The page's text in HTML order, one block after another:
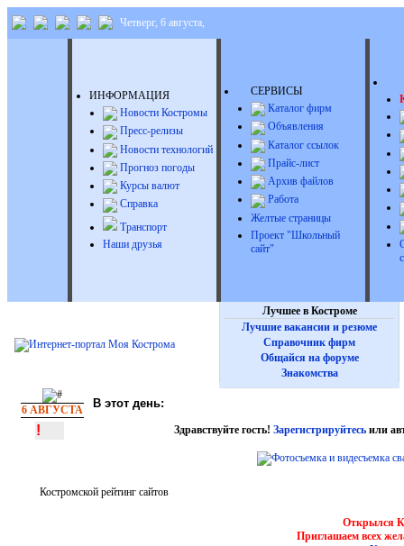
Четверг, 6 августа,
ИНФОРМАЦИЯ
Новости Костромы
Пресс-релизы
Новости технологий
Прогноз погоды
Курсы валют
Справка
Транспорт
Наши друзья
СЕРВИСЫ
Каталог фирм
Объявления
Каталог ссылок
Прайс-лист
Архив файлов
Работа
Желтые страницы
Проект "Школьный
сайт"
Лучшее в Костроме
Лучшие вакансии и резюме
Справочник фирм
Общайся на форуме
Знакомства
6 АВГУСТА В этот день:
! Здравствуйте гость! Зарегистрируйтесьили
Костромской рейтинг сайтов
Открылся
Приглашаем всех